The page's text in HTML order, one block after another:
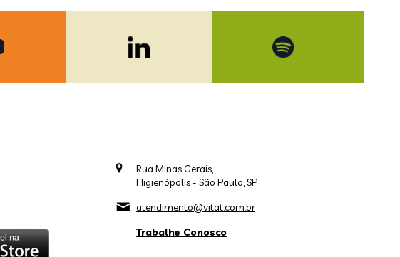
Rua Minas Gerais,
Higienópolis - São Paulo, SP
atendimento@vitat.com.br
Trabalhe Conosco